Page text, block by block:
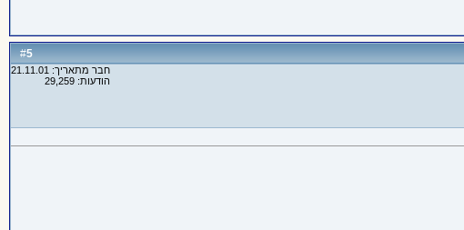
#
5
חבר מתאריך: 21.11.01
הודעות: 29,259